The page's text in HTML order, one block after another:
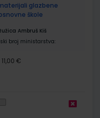
materijali glazbene
škole
Ambruš Kiš
broj ministarstva:
11,00 €